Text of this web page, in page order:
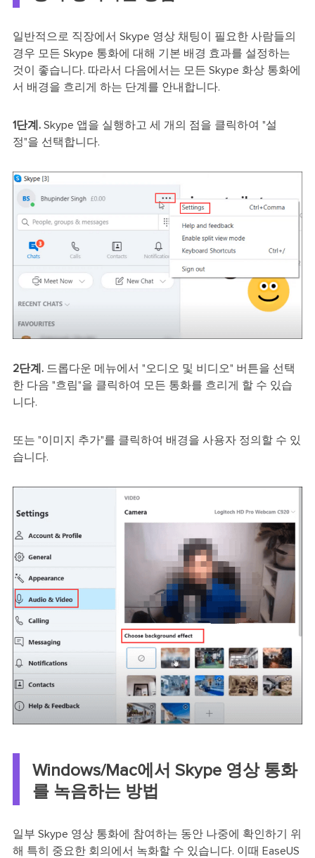
일반적으로 직장에서 Skype 영상 채팅이 필요한 사람들의
경우 모든 Skype 통화에 대해 기본 배경 효과를 설정하는
것이 좋습니다. 따라서 다음에서는 모든 Skype 화상 통화에
서 배경을 흐리게 하는 단계를 안내합니다.
1단계.Skype 앱을 실행하고 세 개의 점을 클릭하여 "설
정"을 선택합니다.
2단계.드롭다운 메뉴에서 "오디오 및 비디오" 버튼을 선택
한 다음 "흐림"을 클릭하여 모든 통화를 흐리게 할 수 있습
니다.
또는 "이미지 추가"를 클릭하여 배경을 사용자 정의할 수 있
습니다.
Windows/Mac에서 Skype 영상 통화
를 녹음하는 방법
일부 Skype 영상 통화에 참여하는 동안 나중에 확인하기 위
해 특히 중요한 회의에서 녹화할 수 있습니다. 이때 EaseUS